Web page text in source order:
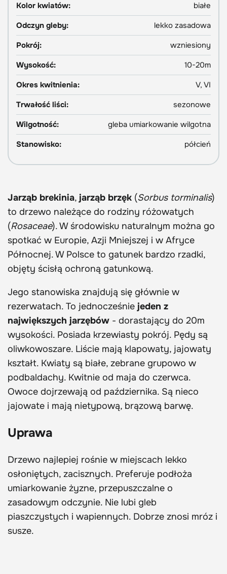
Kolor kwiatów:
białe
Odczyn gleby:
lekko zasadowa
Pokrój:
wzniesiony
Wysokość:
10-20m
Okres kwitnienia:
V, VI
Trwałość liści:
sezonowe
Wilgotność:
gleba umiarkowanie wilgotna
Stanowisko:
półcień
Jarząb brekinia, jarząb brzęk (Sorbus torminalis)
to drzewo należące do rodziny różowatych
(Rosaceae). W środowisku naturalnym można go
spotkać w Europie, Azji Mniejszej i w Afryce
Północnej. W Polsce to gatunek bardzo rzadki,
objęty ścisłą ochroną gatunkową.
Jego stanowiska znajdują się głównie w
rezerwatach. To jednocześnie jeden z
największych jarzębów - dorastający do 20m
wysokości. Posiada krzewiasty pokrój. Pędy są
oliwkowoszare. Liście mają klapowaty, jajowaty
kształt. Kwiaty są białe, zebrane grupowo w
podbaldachy. Kwitnie od maja do czerwca.
Owoce dojrzewają od października. Są nieco
jajowate i mają nietypową, brązową barwę.
Uprawa
Drzewo najlepiej rośnie w miejscach lekko
osłoniętych, zacisznych. Preferuje podłoża
umiarkowanie żyzne, przepuszczalne o
zasadowym odczynie. Nie lubi gleb
piaszczystych i wapiennych. Dobrze znosi mróz i
susze.